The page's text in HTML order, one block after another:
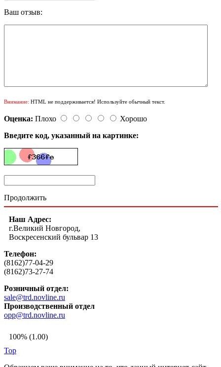
Ваш отзыв:
Внимание: HTML не поддерживается! Используйте обычный текст.
Оценка: Плохо
Хорошо
Введите код, указанный на картинке:
Продолжить
Наш Адрес:
г.Великий Новгород,
Воскресенский бульвар 13
Телефон:
(8162)77-04-29
(8162)73-27-74
Розничный отдел:
sale@trd.novline.ru
Производственный отдел
opp@trd.novline.ru
100% (1.00)
Top